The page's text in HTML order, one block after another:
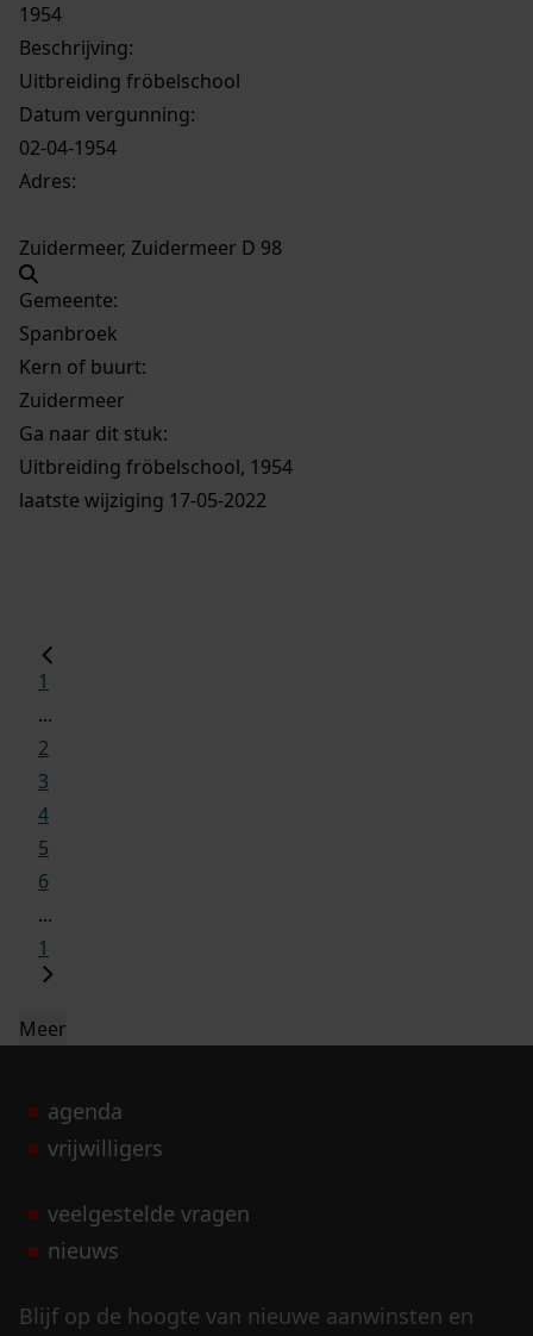
1954
Beschrijving:
Uitbreiding fröbelschool
Datum vergunning:
02-04-1954
Adres:
Zuidermeer, Zuidermeer D 98
Gemeente:
Spanbroek
Kern of buurt:
Zuidermeer
Ga naar dit stuk:
Uitbreiding fröbelschool, 1954
laatste wijziging 17-05-2022
1
...
2
3
4
5
6
...
1
Meer
agenda
vrijwilligers
veelgestelde vragen
nieuws
Blijf op de hoogte van nieuwe aanwinsten en